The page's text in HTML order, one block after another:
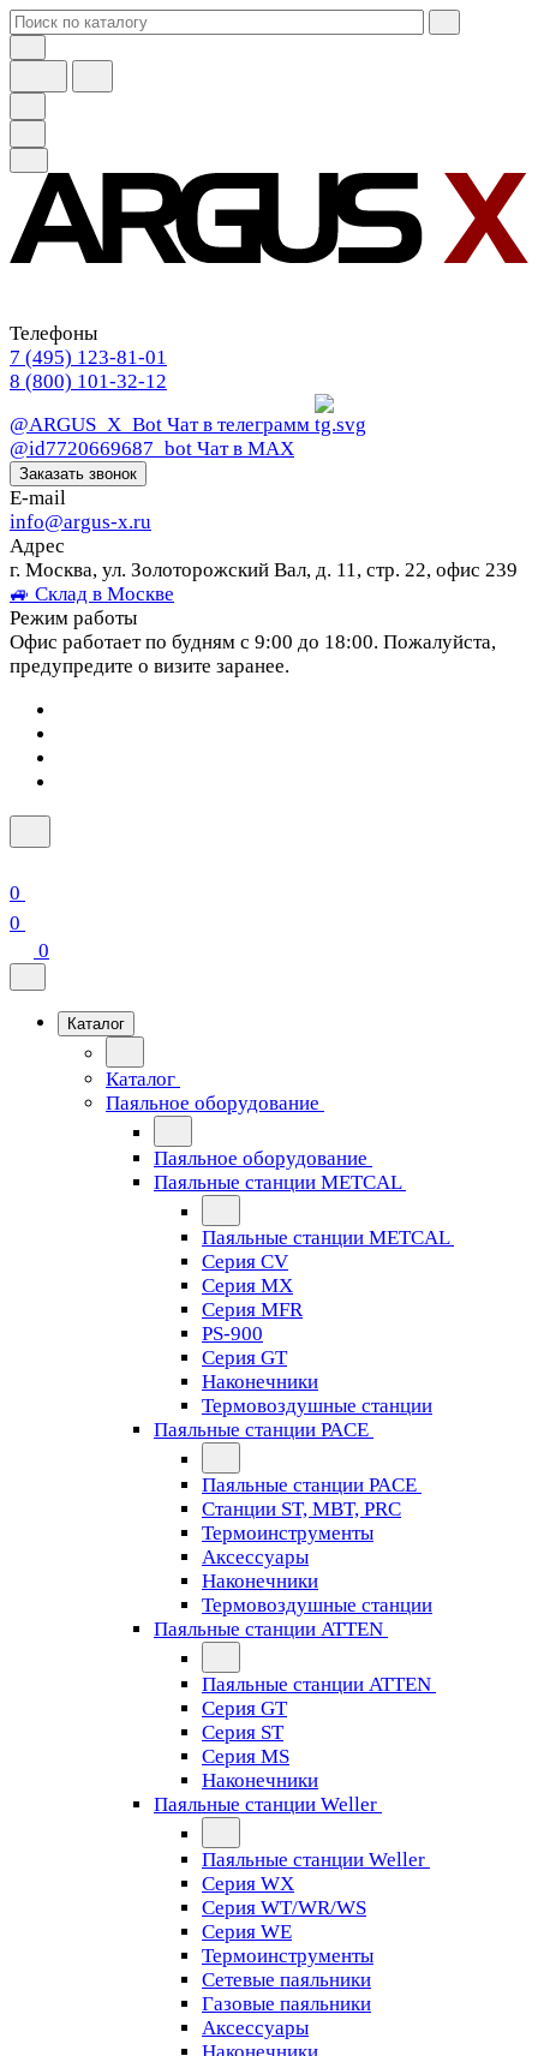
Телефоны
7 (495) 123-81-01
8 (800) 101-32-12
@ARGUS_X_Bot Чат в телеграмм
@id7720669687_bot Чат в МАХ
Заказать звонок
E-mail
info@argus-x.ru
Адрес
г. Москва, ул. Золоторожский Вал, д. 11, стр. 22, офис 239
🚙 Склад в Москве
Режим работы
Офис работает по будням с 9:00 до 18:00. Пожалуйста,
предупредите о визите заранее.
0
0
0
Каталог
Каталог
Паяльное оборудование
Паяльное оборудование
Паяльные станции METCAL
Паяльные станции METCAL
Серия CV
Серия MX
Серия MFR
PS-900
Серия GT
Наконечники
Термовоздушные станции
Паяльные станции PACE
Паяльные станции PACE
Станции ST, MBT, PRC
Термоинструменты
Аксессуары
Наконечники
Термовоздушные станции
Паяльные станции ATTEN
Паяльные станции ATTEN
Серия GT
Серия ST
Серия MS
Наконечники
Паяльные станции Weller
Паяльные станции Weller
Серия WX
Серия WT/WR/WS
Серия WE
Термоинструменты
Сетевые паяльники
Газовые паяльники
Аксессуары
Наконечники